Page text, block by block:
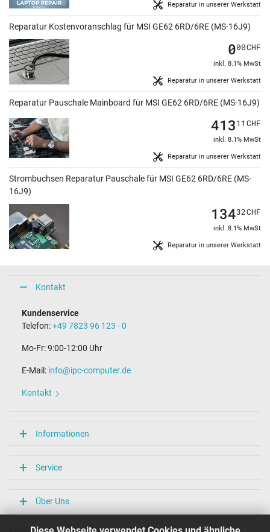
Reparatur in unserer Werkstatt
Reparatur Kostenvoranschlag für MSI GE62 6RD/6RE (MS-16J9)
Reparatur in unserer Werkstatt
000CHF
inkl. 8.1% MwSt
Reparatur Pauschale Mainboard für MSI GE62 6RD/6RE (MS-16J9)
Reparatur in unserer Werkstatt
41311 CHF
inkl. 8.1% MwSt
Strombuchsen Reparatur Pauschale für MSI GE62 6RD/6RE (MS-
16J9)
Reparatur in unserer Werkstatt
13432CHF
inkl. 8.1% MwSt
Kontakt
Kundenservice
Telefon:+49 7823 96 123 - 0
Mo-Fr: 9:00-12:00 Uhr
E-Mail: info@ipc-computer.de
Kontakt
Informationen
Service
Über Uns